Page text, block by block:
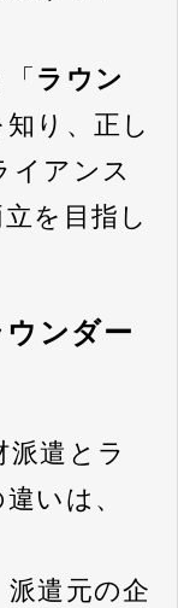
ラウン
り、正し
イアンス
を目指し
ンダー
遣とラ
いは、
遣元の企